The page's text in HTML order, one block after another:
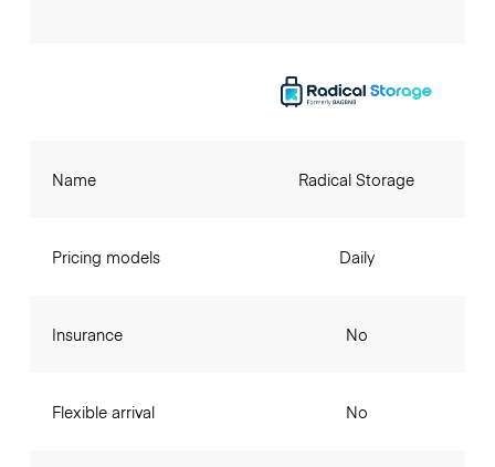
Name
Pricing models
Insurance
Flexible arrival
Radical Storage
Daily
No
No